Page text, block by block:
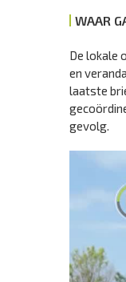
WAAR
De lokale
en
laatste
gevolg.